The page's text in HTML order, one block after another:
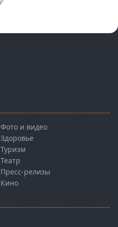
Фото и видео
Здоровье
Туризм
Театр
Пресс-релизы
Кино